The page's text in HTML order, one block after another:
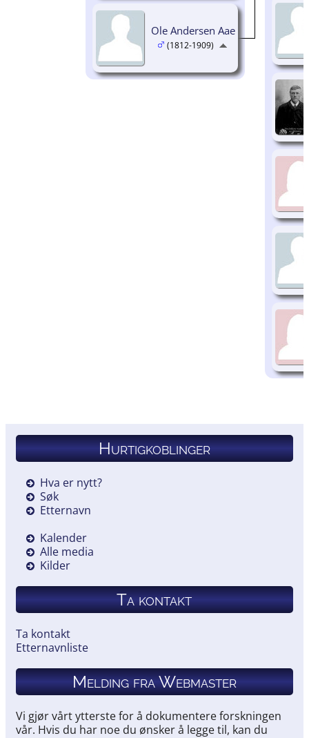
Ole Andersen Aae
(1812-1909)
Hurtigkoblinger
Hva er nytt?
Søk
Etternavn
Kalender
Alle media
Kilder
Ta kontakt
Ta kontakt
Etternavnliste
Melding fra Webmaster
Vi gjør vårt ytterste for å dokumentere forskningen
vår. Hvis du har noe du ønsker å legge til, kan du